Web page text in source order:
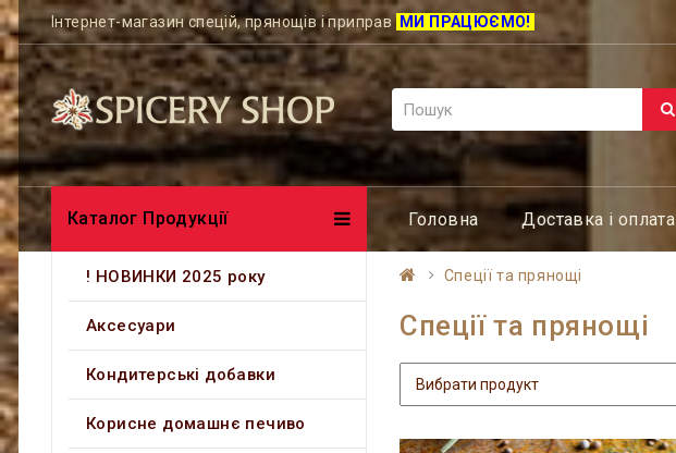
Інтернет-магазин спецій, прянощів і приправМИ ПРАЦЮЄМО!
Головна Доставка і оплата
Спеції та прянощі
Каталог Продукції
! НОВИНКИ 2025 року
Аксесуари
Кондитерські добавки
Корисне домашнє печиво
Спеції та прянощі